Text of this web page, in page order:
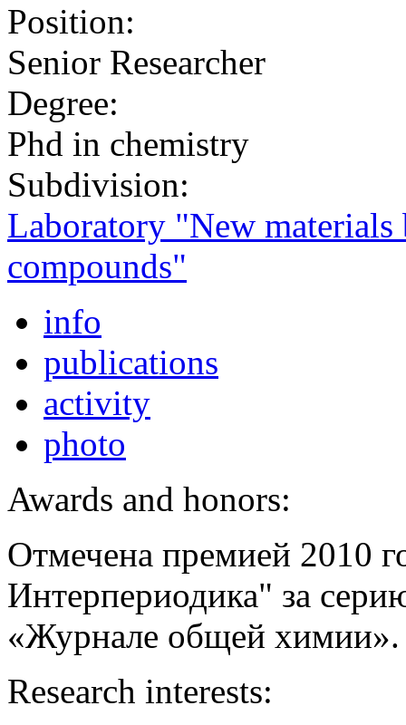
Position:
Senior Researcher
Degree:
Phd in chemistry
Subdivision:
Laboratory "New materials
compounds"
info
publications
activity
photo
Awards and honors:
Отмечена премией
Интерпериодика" за
«Журнале общей химии».
Research interests: